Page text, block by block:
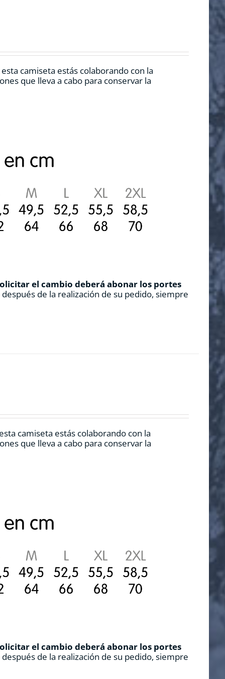
camiseta estás colaborando con la
que lleva a cabo para conservar la
el cambio deberá abonar los portes
de la realización de su pedido, siempre
camiseta estás colaborando con la
que lleva a cabo para conservar la
el cambio deberá abonar los portes
de la realización de su pedido, siempre